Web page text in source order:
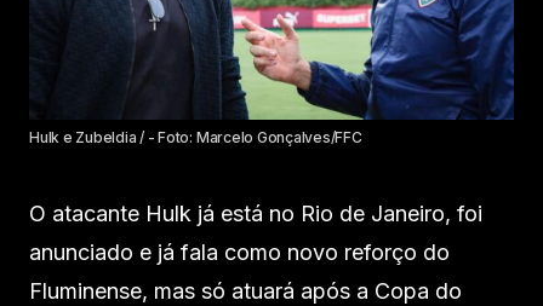
Hulk e Zubeldia / - Foto: Marcelo Gonçalves/FFC
O atacante Hulk já está no Rio de Janeiro, foi
anunciado e já fala como novo reforço do
Fluminense, mas só atuará após a Copa do